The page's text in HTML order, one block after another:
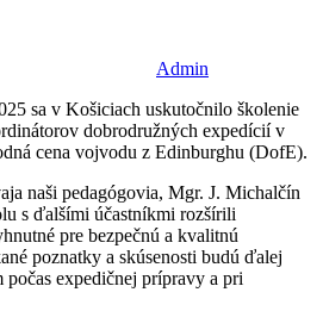
Admin
sa v Košiciach uskutočnilo školenie
dobrodružných expedícií v
cena vojvodu z Edinburghu (DofE).
naši pedagógovia, Mgr. J. Michalčín
s ďalšími účastníkmi rozšírili
pre bezpečnú a kvalitnú
poznatky a skúsenosti budú ďalej
expedičnej prípravy a pri